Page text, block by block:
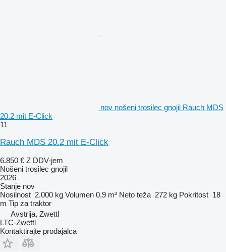
nov nošeni trosilec gnojil Rauch MDS
20.2 mit E-Click
11
Rauch MDS 20.2 mit E-Click
6.850 € Z DDV-jem
Nošeni trosilec gnojil
2026
Stanje nov
Nosilnost 2.000 kg Volumen 0,9 m³ Neto teža 272 kg Pokritost 18
m Tip za traktor
Avstrija, Zwettl
LTC-Zwettl
Kontaktirajte prodajalca